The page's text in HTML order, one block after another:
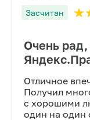
Засчитан
Очень рад,
Отличное
Получил
с хорошими
один на один